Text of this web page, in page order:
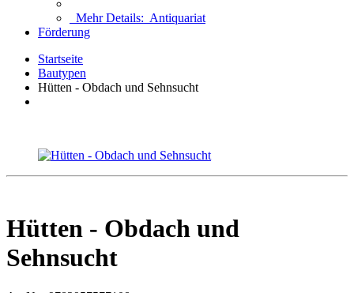
Mehr Details: Antiquariat
Förderung
Startseite
Bautypen
Hütten - Obdach und Sehnsucht
Hütten - Obdach und
Sehnsucht